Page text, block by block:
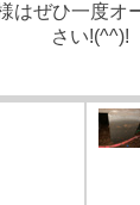
はぜひ一度オ
さい!(^^)!